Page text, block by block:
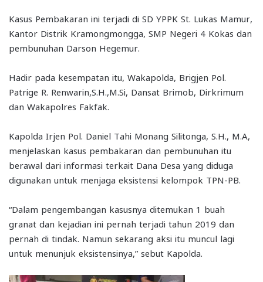
Kasus Pembakaran ini terjadi di SD YPPK St. Lukas Mamur,
Kantor Distrik Kramongmongga, SMP Negeri 4 Kokas dan
pembunuhan Darson Hegemur.
Hadir pada kesempatan itu, Wakapolda, Brigjen Pol.
Patrige R. Renwarin,S.H.,M.Si, Dansat Brimob, Dirkrimum
dan Wakapolres Fakfak.
Kapolda Irjen Pol. Daniel Tahi Monang Silitonga, S.H., M.A,
menjelaskan kasus pembakaran dan pembunuhan itu
berawal dari informasi terkait Dana Desa yang diduga
digunakan untuk menjaga eksistensi kelompok TPN-PB.
“Dalam pengembangan kasusnya ditemukan 1 buah
granat dan kejadian ini pernah terjadi tahun 2019 dan
pernah di tindak. Namun sekarang aksi itu muncul lagi
untuk menunjuk eksistensinya,” sebut Kapolda.